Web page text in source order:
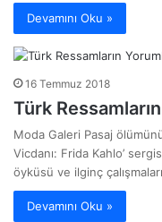
Devamını Oku »
16 Temmuz 2018
Türk
Moda Galeri Pasaj
Vicdanı: Frida Kahlo’
öyküsü ve ilginç
Devamını Oku »